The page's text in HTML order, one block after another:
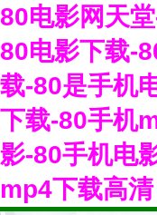
80电影网天
80电影下载-
载-80是手机
下载-80手机
影-80手机电
mp4下载高清